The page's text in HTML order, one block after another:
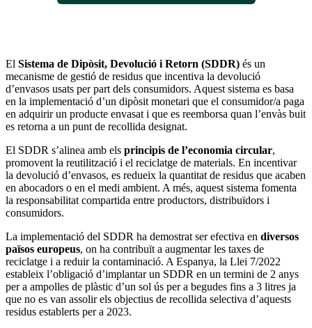
El Sistema de Dipòsit, Devolució i Retorn (SDDR) és un
mecanisme de gestió de residus que incentiva la devolució
d’envasos usats per part dels consumidors. Aquest sistema es basa
en la implementació d’un dipòsit monetari que el consumidor/a paga
en adquirir un producte envasat i que es reemborsa quan l’envàs buit
es retorna a un punt de recollida designat.
El SDDR s’alinea amb els principis de l’economia circular,
promovent la reutilització i el reciclatge de materials. En incentivar
la devolució d’envasos, es redueix la quantitat de residus que acaben
en abocadors o en el medi ambient. A més, aquest sistema fomenta
la responsabilitat compartida entre productors, distribuïdors i
consumidors.
La implementació del SDDR ha demostrat ser efectiva en diversos
països europeus, on ha contribuït a augmentar les taxes de
reciclatge i a reduir la contaminació. A Espanya, la Llei 7/2022
estableix l’obligació d’implantar un SDDR en un termini de 2 anys
per a ampolles de plàstic d’un sol ús per a begudes fins a 3 litres ja
que no es van assolir els objectius de recollida selectiva d’aquests
residus establerts per a 2023.